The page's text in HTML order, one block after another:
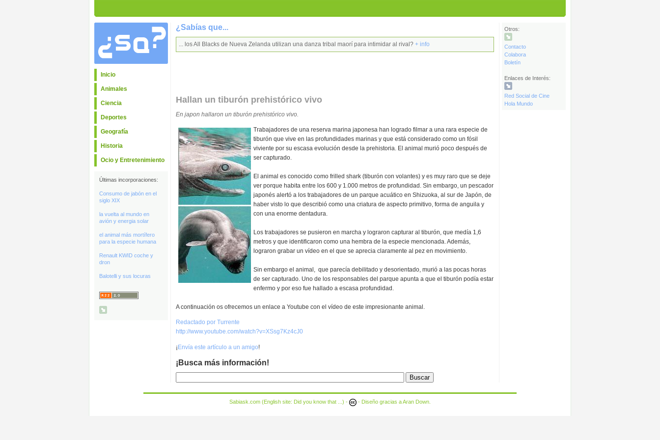
Otros:
Contacto
Colabora
Boletín
Enlaces de Interés:
Red Social de Cine
Hola Mundo
Inicio
Animales
Ciencia
Deportes
Geografía
Historia
Ocio y Entretenimiento
Últimas incorporaciones:
Consumo de jabón en el
siglo XIX
la vuelta al mundo en
avión y energia solar
el animal más mortífero
para la especie humana
Renault KWID coche y
dron
Balotelli y sus locuras
¿Sabías que...
... los All Blacks de Nueva Zelanda utilizan una danza tribal maorí para intimidar al rival? + info
Hallan un tiburón prehistórico vivo
En japon hallaron un tiburón prehistórico vivo.
Trabajadores de una reserva marina japonesa han logrado filmar a una rara especie de
tiburón que vive en las profundidades marinas y que está considerado como un fósil
viviente por su escasa evolución desde la prehistoria. El animal murió poco después de
ser capturado.
El animal es conocido como frilled shark (tiburón con volantes) y es muy raro que se deje
ver porque habita entre los 600 y 1.000 metros de profundidad. Sin embargo, un pescador
japonés alertó a los trabajadores de un parque acuático en Shizuoka, al sur de Japón, de
haber visto lo que describió como una criatura de aspecto primitivo, forma de anguila y
con una enorme dentadura.
Los trabajadores se pusieron en marcha y lograron capturar al tiburón, que medía 1,6
metros y que identificaron como una hembra de la especie mencionada. Además,
lograron grabar un vídeo en el que se aprecia claramente al pez en movimiento.
Sin embargo el animal, que parecía debilitado y desorientado, murió a las pocas horas
de ser capturado. Uno de los responsables del parque apunta a que el tiburón podía estar
enfermo y por eso fue hallado a escasa profundidad.
A continuación os ofrecemos un enlace a Youtube con el vídeo de este impresionante animal.
Redactado por Turrente
http://www.youtube.com/watch?v=XSsg7Kz4cJ0
¡Envía este artículo a un amigo!
¡Busca más información!
Sabiask.com (English site: Did you know that ... ) - - Diseño gracias aAran Down